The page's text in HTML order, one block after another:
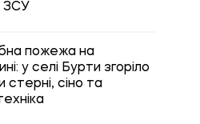
ЗСУ
пожежа на
у селі Бурти згоріло
стерні, сіно та